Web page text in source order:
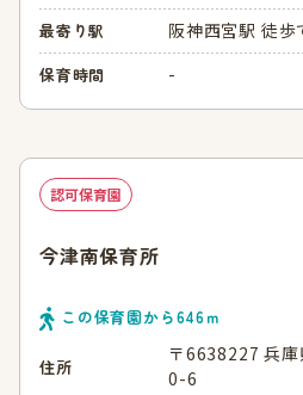
最寄り駅 阪神西宮駅 徒歩
保育時間 -
認可保育園
今津南保育所
この保育園から646ｍ
住所
〒6638227 兵
0-6